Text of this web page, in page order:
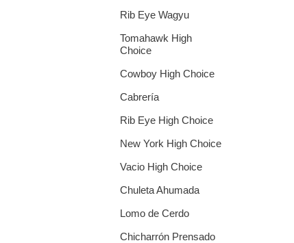
Rib Eye Wagyu
Tomahawk High
Choice
Cowboy High Choice
Cabrería
Rib Eye High Choice
New York High Choice
Vacio High Choice
Chuleta Ahumada
Lomo de Cerdo
Chicharrón Prensado